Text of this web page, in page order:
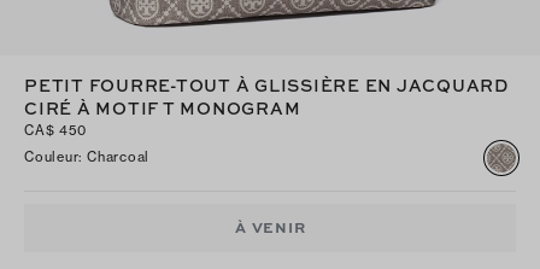
PETIT FOURRE-TOUT À GLISSIÈRE EN JACQUARD
CIRÉ À MOTIF T MONOGRAM
CA$ 450
Couleur: Charcoal
À VENIR